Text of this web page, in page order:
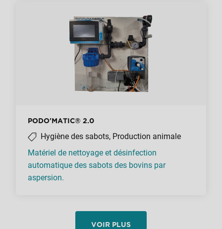
PODO'MATIC® 2.0
Hygiène des sabots, Production animale
Matériel de nettoyage et désinfection
automatique des sabots des bovins par
aspersion.
VOIR PLUS